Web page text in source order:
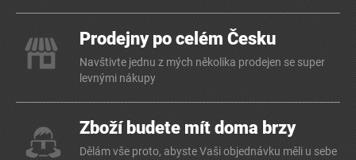
Prodejny po celém Česku
Navštivte jednu z mých několika prodejen se super
levnými nákupy
Zboží budete mít doma brzy
Dělám vše proto, abyste Vaši objednávku měli u sebe